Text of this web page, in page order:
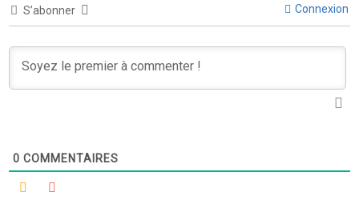
S’abonner Connexion
0 COMMENTAIRES